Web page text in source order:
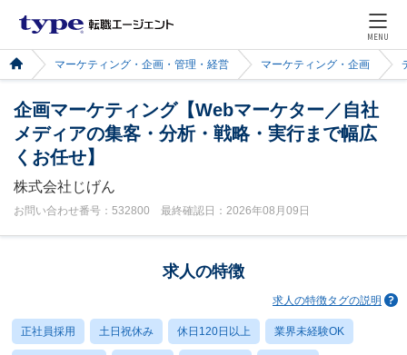
MENU
マーケティング・企画・管理・経営 マーケティング・企画
企画マーケティング【Webマーケター／自社
メディアの集客・分析・戦略・実行まで幅広
くお任せ】
株式会社じげん
お問い合わせ番号：532800 最終確認日：2026年08月09日
求人の特徴
求人の特徴タグの説明
正社員採用 土日祝休み 休日120日以上 業界未経験OK